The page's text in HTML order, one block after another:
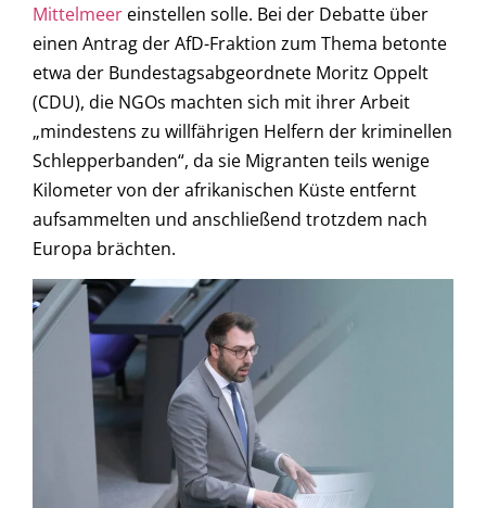
Mittelmeer einstellen solle. Bei der Debatte über
einen Antrag der AfD-Fraktion zum Thema betonte
etwa der Bundestagsabgeordnete Moritz Oppelt
(CDU), die NGOs machten sich mit ihrer Arbeit
„mindestens zu willfährigen Helfern der kriminellen
Schlepperbanden“, da sie Migranten teils wenige
Kilometer von der afrikanischen Küste entfernt
aufsammelten und anschließend trotzdem nach
Europa brächten.